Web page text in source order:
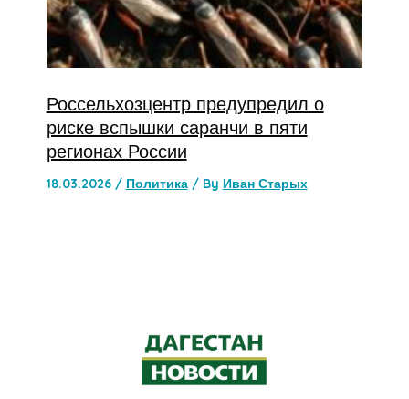
Россельхозцентр предупредил о
риске вспышки саранчи в пяти
регионах России
18.03.2026 / Политика/ By Иван Старых